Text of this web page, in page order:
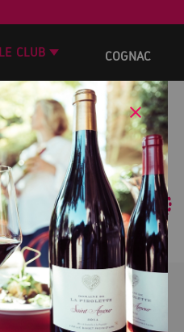
LE CLUB COGNAC
desconto no boleto
condiçoes